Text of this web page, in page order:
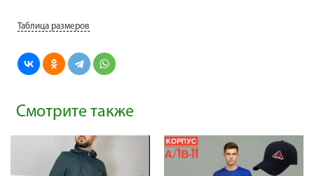
Таблица размеров
Смотрите также